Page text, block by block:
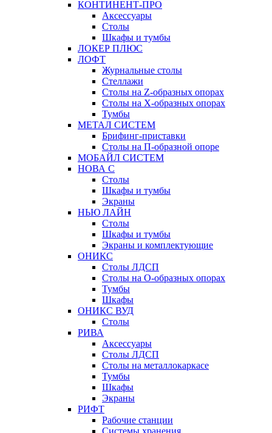
КОНТИНЕНТ-ПРО
Аксессуары
Столы
Шкафы и тумбы
ЛОКЕР ПЛЮС
ЛОФТ
Журнальные столы
Стеллажи
Столы на Z-образных опорах
Столы на Х-образных опорах
Тумбы
МЕТАЛ СИСТЕМ
Брифинг-приставки
Столы на П-образной опоре
МОБАЙЛ СИСТЕМ
НОВА С
Столы
Шкафы и тумбы
Экраны
НЬЮ ЛАЙН
Столы
Шкафы и тумбы
Экраны и комплектующие
ОНИКС
Столы ЛДСП
Столы на О-образных опорах
Тумбы
Шкафы
ОНИКС ВУД
Столы
РИВА
Аксессуары
Столы ЛДСП
Столы на металлокаркасе
Тумбы
Шкафы
Экраны
РИФТ
Рабочие станции